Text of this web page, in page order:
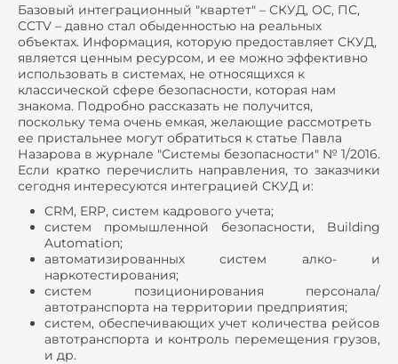
Базовый интеграционный "квартет" – СКУД, ОС, ПС,
CCTV – давно стал обыденностью на реальных
объектах. Информация, которую предоставляет СКУД,
является ценным ресурсом, и ее можно эффективно
использовать в системах, не относящихся к
классической сфере безопасности, которая нам
знакома. Подробно рассказать не получится,
поскольку тема очень емкая, желающие рассмотреть
ее пристальнее могут обратиться к статье Павла
Назарова в журнале "Системы безопасности" № 1/2016.
Если кратко перечислить направления, то заказчики
сегодня интересуются интеграцией СКУД и:
CRM, ERP, систем кадрового учета;
систем промышленной безопасности, Building
Automation;
автоматизированных систем алко- и
наркотестирования;
систем позиционирования персонала/
автотранспорта на территории предприятия;
систем, обеспечивающих учет количества рейсов
автотранспорта и контроль перемещения грузов,
и др.